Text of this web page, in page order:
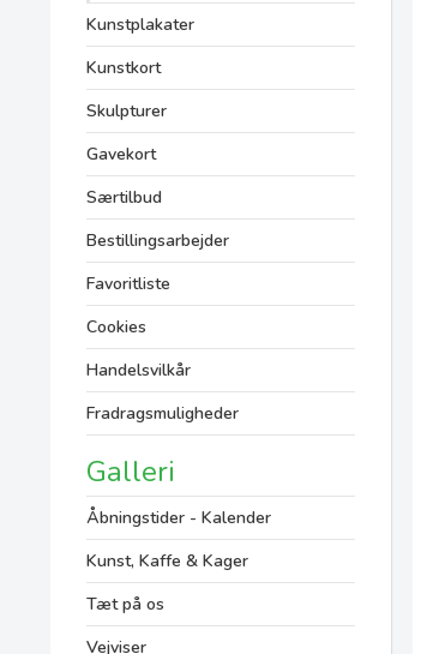
Kunstplakater
Kunstkort
Skulpturer
Gavekort
Særtilbud
Bestillingsarbejder
Favoritliste
Cookies
Handelsvilkår
Fradragsmuligheder
Galleri
Åbningstider - Kalender
Kunst, Kaffe & Kager
Tæt på os
Vejviser